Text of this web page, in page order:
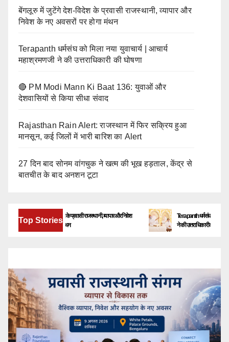
बेंगलूरु में जुटेंगे देश-विदेश के प्रवासी राजस्थानी, व्यापार और
निवेश के नए अवसरों पर होगा मंथन
Terapanth धर्मसंघ को मिला नया युवाचार्य | आचार्य
महाश्रमणजी ने की उत्तराधिकारी की घोषणा
🔴 PM Modi Mann Ki Baat 136: युवाओं और
देशवासियों से किया सीधा संवाद
Rajasthan Rain Alert: राजस्थान में फिर सक्रिय हुआ
मानसून, कई जिलों में भारी बारिश का Alert
27 दिन बाद सोनम वांगचुक ने खत्म की भूख हड़ताल, केंद्र से
बातचीत के बाद अनशन टूटा
Top Stories
बेंगलूरु में जुटेंगे देश-विदेश के प्रवासी राजस्थानी, व्यापार और निवेश
के नए अवसरों पर होगा मंथन
Terapanth धर्मसंघ को मिला नया
ने की उत्तराधिकारी की घोषणा